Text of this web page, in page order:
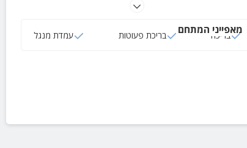
הנופש תיהנו מבריכת שחייה, עמדת מנגל וחצר מטופחת.
מאפייני המתחם
בריכה בריכת פעוטות עמדת מנגל